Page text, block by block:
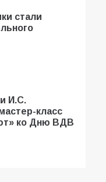
стали
И.С.
класс
ко Дню ВДВ